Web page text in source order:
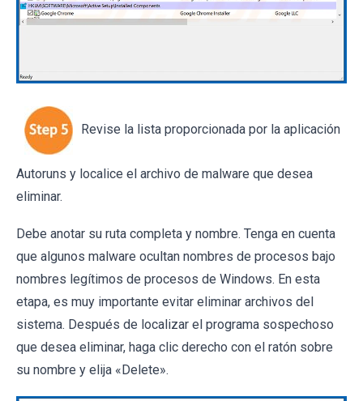
Revise la lista proporcionada por la aplicación
Autoruns y localice el archivo de malware que desea
eliminar.
Debe anotar su ruta completa y nombre. Tenga en cuenta
que algunos malware ocultan nombres de procesos bajo
nombres legítimos de procesos de Windows. En esta
etapa, es muy importante evitar eliminar archivos del
sistema. Después de localizar el programa sospechoso
que desea eliminar, haga clic derecho con el ratón sobre
su nombre y elija «Delete».